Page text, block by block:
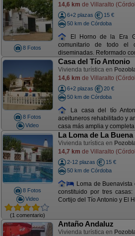
8 Fotos
14,6 km de Villaralto
6+2 plazas
15 €
50 km de Córdoba
El Horno de la Era
comunitario de todo el
diseminadas. Reformado
8 Fotos
Video
Casa del Tío Antonio
Vivienda turística en
14,6 km de Villaralto
6+2 plazas
20 €
50 km de Córdoba
La casa del tío
aceituneros rehabilitado y
casa más amplia y completa
8 Fotos
Video
(1 comentario)
La Loma de La Buena
Vivienda turística en
14,7 km de Villaralto
2-12 plazas
15 €
50 km de Córdoba
Loma de
constituido por tres
Cortijo del Tío Antonio y El
Antaño Andaluz
Vivienda turística en